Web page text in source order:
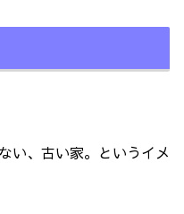
い、古い家。というイメ